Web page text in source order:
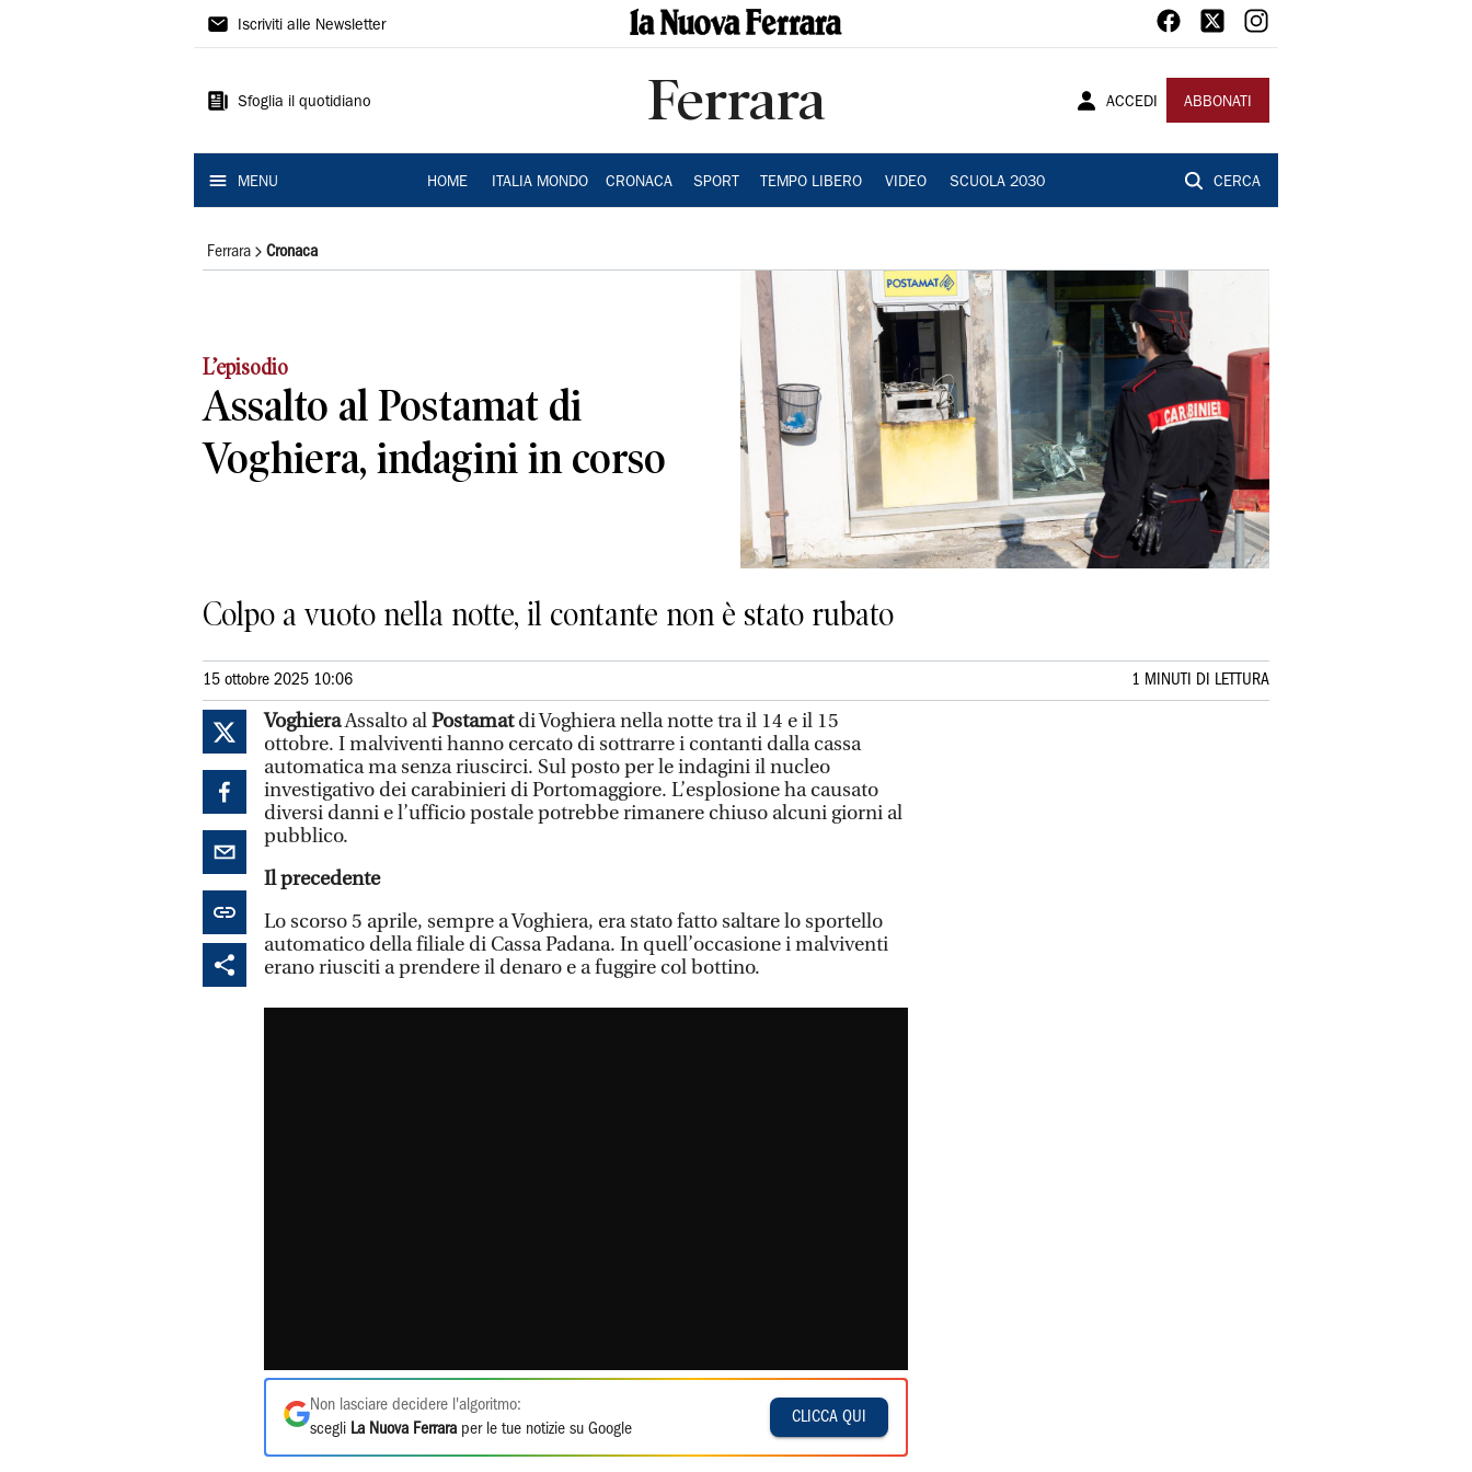
La
Ferrara
Iscriviti alle Newsletter
Sfoglia il quotidiano Ferrara ACCEDI ABBONATI
MENU HOME ITALIA MONDO CRONACA SPORT TEMPO LIBERO VIDEO SCUOLA 2030 CERCA
Ferrara Cronaca
L’episodio
Assalto al Postamat di
Voghiera, indagini in corso
Colpo a vuoto nella notte, il contante non è stato rubato
15 ottobre 2025 10:06 1 MINUTI DI LETTURA
VoghieraAssalto alPostamatdi Voghiera nella notte tra il 14 e il 15
ottobre. I malviventi hanno cercato di sottrarre i contanti dalla cassa
automatica ma senza riuscirci. Sul posto per le indagini il nucleo
investigativo dei carabinieri di Portomaggiore. L’esplosione ha causato
diversi danni e l’ufficio postale potrebbe rimanere chiuso alcuni giorni al
pubblico.
Il precedente
Lo scorso 5 aprile, sempre a Voghiera, era stato fatto saltare lo sportello
automatico della filiale di Cassa Padana. In quell’occasione i malviventi
erano riusciti a prendere il denaro e a fuggire col bottino.
Non lasciare decidere l'algoritmo:
scegli La Nuova Ferrara per le tue notizie su Google
CLICCA QUI